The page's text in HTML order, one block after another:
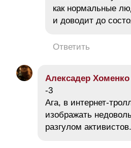
как нормальные
и доводит до
Ответить
Алексадер Хоменко
-3
Ага, в интернет-
изображать
разгулом активистов.